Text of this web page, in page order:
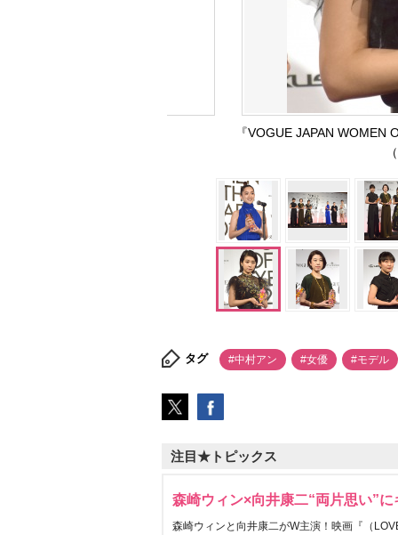
『VOGUE JAPAN
タグ #中村アン #女優 #モデル
注目★トピックス
森崎ウィン×向井康二“両片思い”
森崎ウィンと向井康二がW主演！映画『（